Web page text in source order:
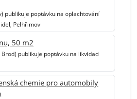
publikuje poptávku na oplachtování
Pelhřimov
50 m2
publikuje poptávku na likvidaci
chemie pro automobily